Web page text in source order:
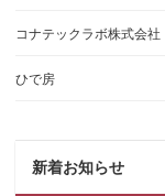
コナテックラボ株式会社
ひで房
新着お知らせ